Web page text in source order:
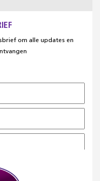
om alle updates en